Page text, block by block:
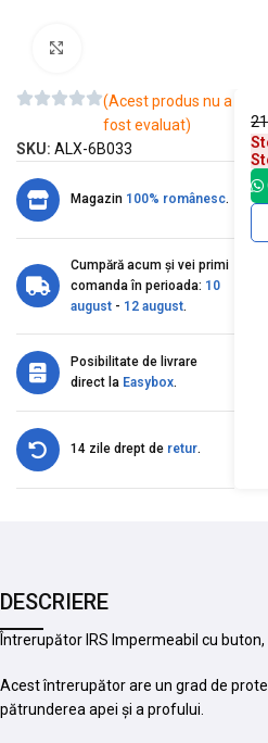
(Acest produs nu a
fost evaluat)
SKU: ALX-6B033
Magazin 100% românesc.
Cumpără acum și vei primi
comanda în perioada: 10
august - 12 august.
Posibilitate de livrare
direct la Easybox.
14 zile drept de retur.
DESCRIERE
Întrerupător IRS Impermeabil cu
Acest întrerupător are un grad de
pătrunderea apei și a profului.